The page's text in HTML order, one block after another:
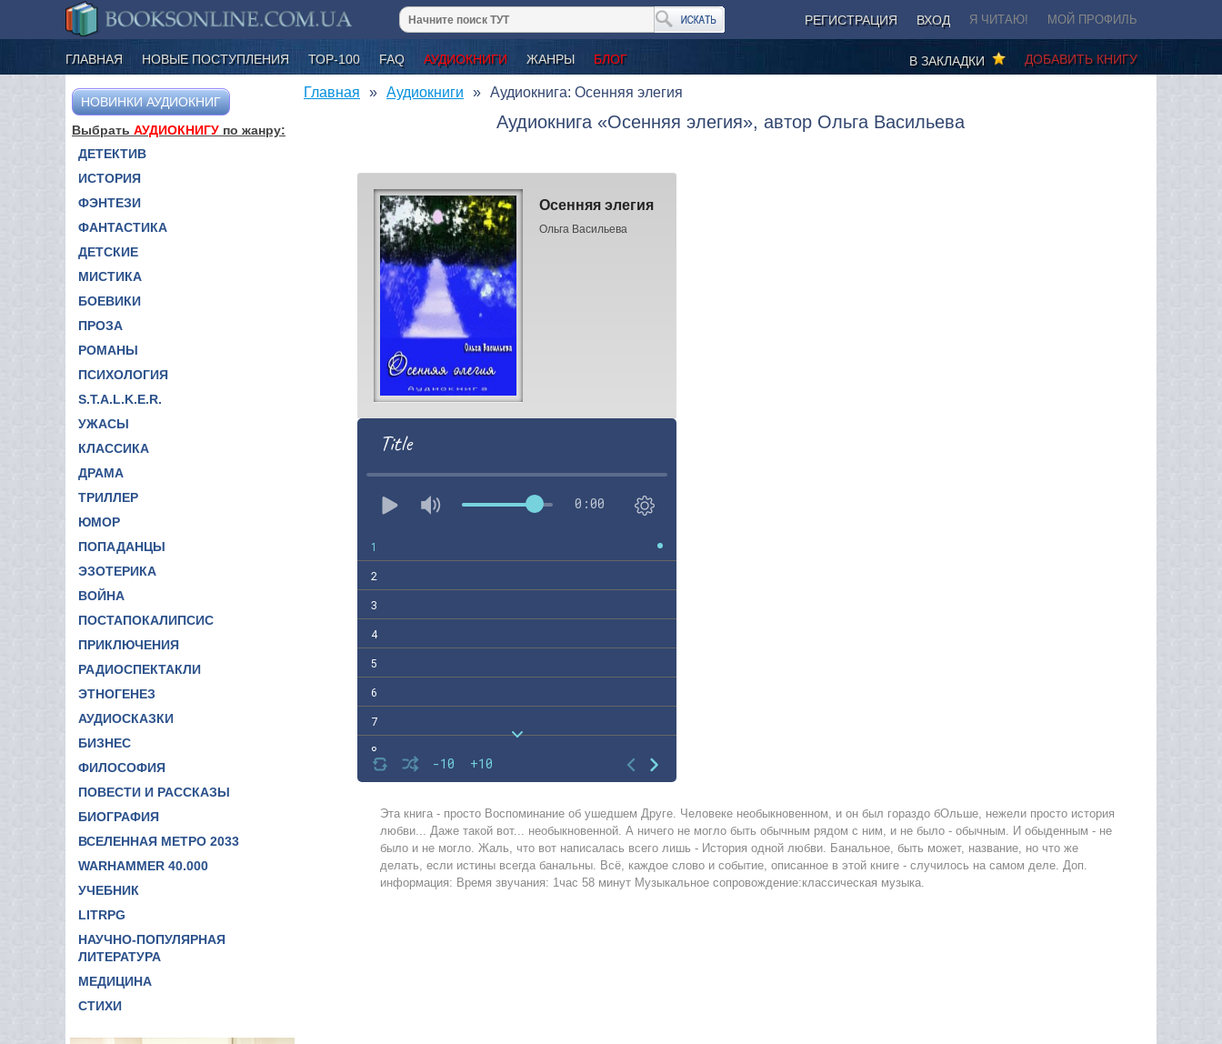
РЕГИСТРАЦИЯ ВХОД Я ЧИТАЮ! МОЙ ПРОФИЛЬ
ГЛАВНАЯ НОВЫЕ ПОСТУПЛЕНИЯ ТОР-100 FAQ АУДИОКНИГИ ЖАНРЫ БЛОГ ДОБАВИТЬ КНИГУ
В ЗАКЛАДКИ
НОВИНКИ АУДИОКНИГ
Выбрать АУДИОКНИГУ по жанру:
ДЕТЕКТИВ
ИСТОРИЯ
ФЭНТЕЗИ
ФАНТАСТИКА
ДЕТСКИЕ
МИСТИКА
БОЕВИКИ
ПРОЗА
РОМАНЫ
ПСИХОЛОГИЯ
S.T.A.L.K.E.R.
УЖАСЫ
КЛАССИКА
ДРАМА
ТРИЛЛЕР
ЮМОР
ПОПАДАНЦЫ
ЭЗОТЕРИКА
ВОЙНА
ПОСТАПОКАЛИПСИС
ПРИКЛЮЧЕНИЯ
РАДИОСПЕКТАКЛИ
ЭТНОГЕНЕЗ
АУДИОСКАЗКИ
БИЗНЕС
ФИЛОСОФИЯ
ПОВЕСТИ И РАССКАЗЫ
БИОГРАФИЯ
ВСЕЛЕННАЯ МЕТРО 2033
WARHAMMER 40.000
УЧЕБНИК
LITRPG
НАУЧНО-ПОПУЛЯРНАЯ
ЛИТЕРАТУРА
МЕДИЦИНА
СТИХИ
Главная Аудиокниги Аудиокнига: Осенняя элегия
Аудиокнига «Осенняя элегия», автор Ольга Васильева
Осенняя элегия
Ольга Васильева
Title
0:00
-10 +10
1
2
3
4
5
6
7
8
9
10
11
12
Эта книга - просто Воспоминание об ушедшем Друге. Человеке необыкновенном, и он был гораздо бОльше, нежели просто история
любви... Даже такой вот... необыкновенной. А ничего не могло быть обычным рядом с ним, и не было - обычным. И обыденным - не
было и не могло. Жаль, что вот написалась всего лишь - История одной любви. Банальное, быть может, название, но что же
делать, если истины всегда банальны. Всё, каждое слово и событие, описанное в этой книге - случилось на самом деле. Доп.
информация: Время звучания: 1час 58 минут Музыкальное сопровождение:классическая музыка.